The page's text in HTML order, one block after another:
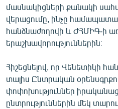
մասնակիցների քանակի
վերացումը, ինչը
հանձնաժողովի և ԺՀՄԻԳ-ի
երաշխավորություններին։
Հիշեցնելով, որ Վենետիկի
տալիս Ընտրական
փոփոխություններ
ընտրություններին մեկ